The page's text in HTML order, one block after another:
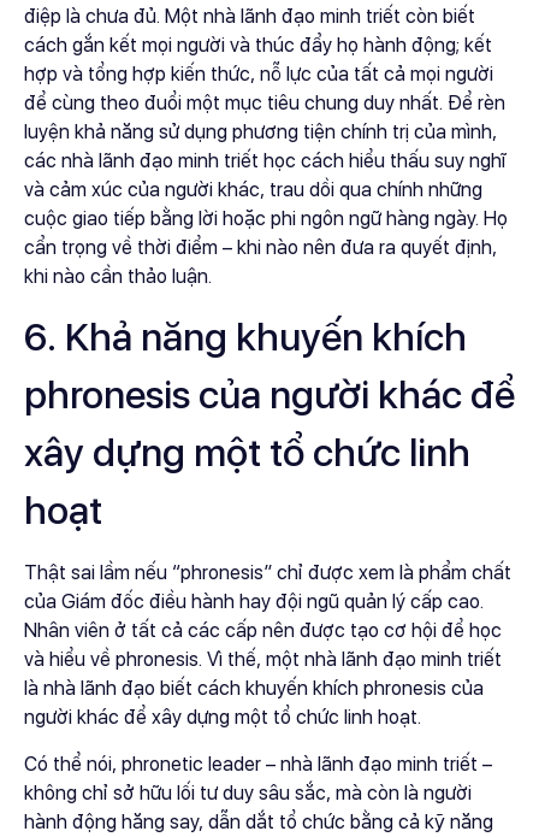
điệp là chưa đủ. Một nhà lãnh đạo minh triết còn biết
cách gắn kết mọi người và thúc đẩy họ hành động; kết
hợp và tổng hợp kiến thức, nỗ lực của tất cả mọi người
để cùng theo đuổi một mục tiêu chung duy nhất. Để rèn
luyện khả năng sử dụng phương tiện chính trị của mình,
các nhà lãnh đạo minh triết học cách hiểu thấu suy nghĩ
và cảm xúc của người khác, trau dồi qua chính những
cuộc giao tiếp bằng lời hoặc phi ngôn ngữ hàng ngày. Họ
cẩn trọng về thời điểm – khi nào nên đưa ra quyết định,
khi nào cần thảo luận.
6. Khả năng khuyến khích
phronesis của người khác để
xây dựng một tổ chức linh
hoạt
Thật sai lầm nếu “phronesis” chỉ được xem là phẩm chất
của Giám đốc điều hành hay đội ngũ quản lý cấp cao.
Nhân viên ở tất cả các cấp nên được tạo cơ hội để học
và hiểu về phronesis. Vì thế, một nhà lãnh đạo minh triết
là nhà lãnh đạo biết cách khuyến khích phronesis của
người khác để xây dựng một tổ chức linh hoạt.
Có thể nói, phronetic leader – nhà lãnh đạo minh triết –
không chỉ sở hữu lối tư duy sâu sắc, mà còn là người
hành động hăng say, dẫn dắt tổ chức bằng cả kỹ năng